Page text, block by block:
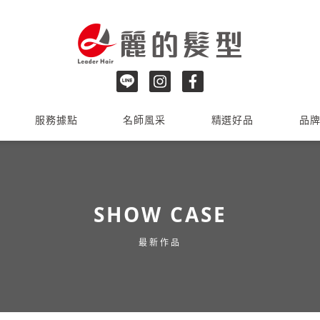
服務據點 名師風采 精選好品 品
SHOW CASE
最新作品